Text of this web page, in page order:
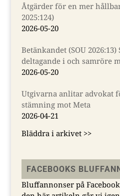
Åtgärder för en mer
2025:124)
2026-05-20
Betänkandet (SOU
deltagande i och samröre
sammanslutningar
2026-05-20
Utgivarna anlitar advokat
stämning mot Meta
2026-04-21
Bläddra i arkivet >>
FACEBOOKS
Bluffannonser på